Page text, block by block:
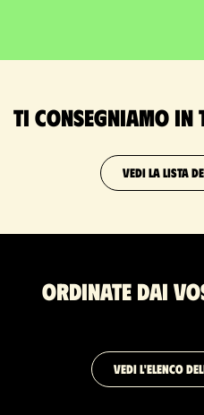
Ti consegniamo
VEDI LA LISTA
Ordinate dai
VEDI L'ELENCO